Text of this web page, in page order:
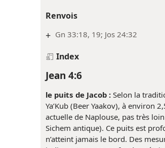
Renvois
+ Gn 33:18, 19; Jos 24:32
Index
Jean 4:6
le puits de Jacob : Selon la
Ya’Kub (Beer Yaakov), à environ
actuelle de Naplouse, pas très
Sichem antique). Ce puits est
n’atteint jamais le bord. Des